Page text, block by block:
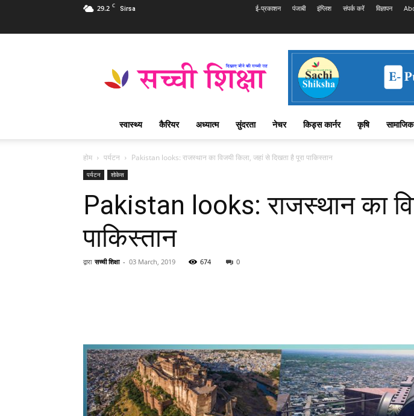
29.2 C Sirsa ई-प्रकाशन पंजाबी इंग्लिश संपर्क करें विज्ञापन
Shiksha
शिक्षा
पत्रिका
स्वास्थ्य कैरियर अध्यात्म सुंदरता नेचर किड्स कार्नर कृषि सामाजिक
होम पर्यटन Pakistan looks: राजस्थान का विजयी किला, जहां से दिखता है पूरा पाकिस्तान
पर्यटन शोकेस
Pakistan looks: राजस्थान का
पाकिस्तान
द्वारा सच्ची शिक्षा - 03 March, 2019 674 0